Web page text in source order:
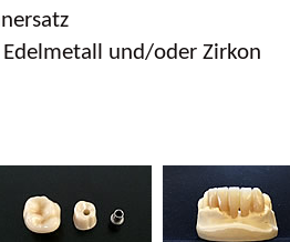
und/oder Zirkon